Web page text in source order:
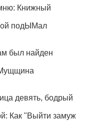
Книжный
подЫМал
был найден
девять, бодрый
Как "Выйти замуж